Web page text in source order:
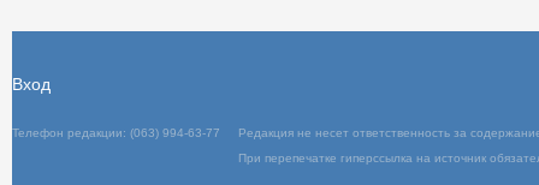
Вход
Телефон редакции: (063) 994-63-77
Редакция не несет ответственность за
При перепечатке гиперссылка на источник